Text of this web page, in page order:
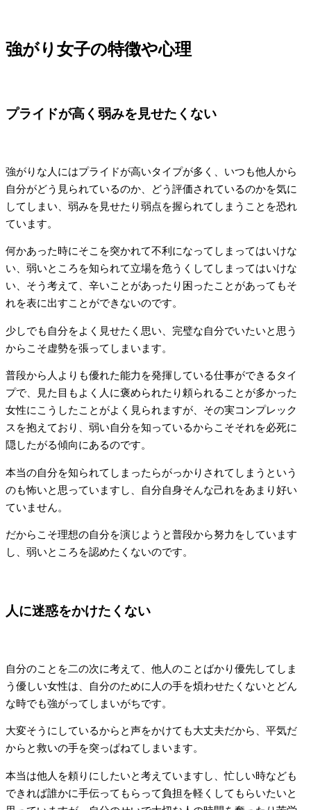
強がり女子の特徴や心理
プライドが高く弱みを見せたくない
強がりな人にはプライドが高いタイプが多く、いつも他人から
自分がどう見られているのか、どう評価されているのかを気に
してしまい、弱みを見せたり弱点を握られてしまうことを恐れ
ています。
何かあった時にそこを突かれて不利になってしまってはいけな
い、弱いところを知られて立場を危うくしてしまってはいけな
い、そう考えて、辛いことがあったり困ったことがあってもそ
れを表に出すことができないのです。
少しでも自分をよく見せたく思い、完璧な自分でいたいと思う
からこそ虚勢を張ってしまいます。
普段から人よりも優れた能力を発揮している仕事ができるタイ
プで、見た目もよく人に褒められたり頼られることが多かった
女性にこうしたことがよく見られますが、その実コンプレック
スを抱えており、弱い自分を知っているからこそそれを必死に
隠したがる傾向にあるのです。
本当の自分を知られてしまったらがっかりされてしまうという
のも怖いと思っていますし、自分自身そんな己れをあまり好い
ていません。
だからこそ理想の自分を演じようと普段から努力をしています
し、弱いところを認めたくないのです。
人に迷惑をかけたくない
自分のことを二の次に考えて、他人のことばかり優先してしま
う優しい女性は、自分のために人の手を煩わせたくないとどん
な時でも強がってしまいがちです。
大変そうにしているからと声をかけても大丈夫だから、平気だ
からと救いの手を突っぱねてしまいます。
本当は他人を頼りにしたいと考えていますし、忙しい時なども
できれば誰かに手伝ってもらって負担を軽くしてもらいたいと